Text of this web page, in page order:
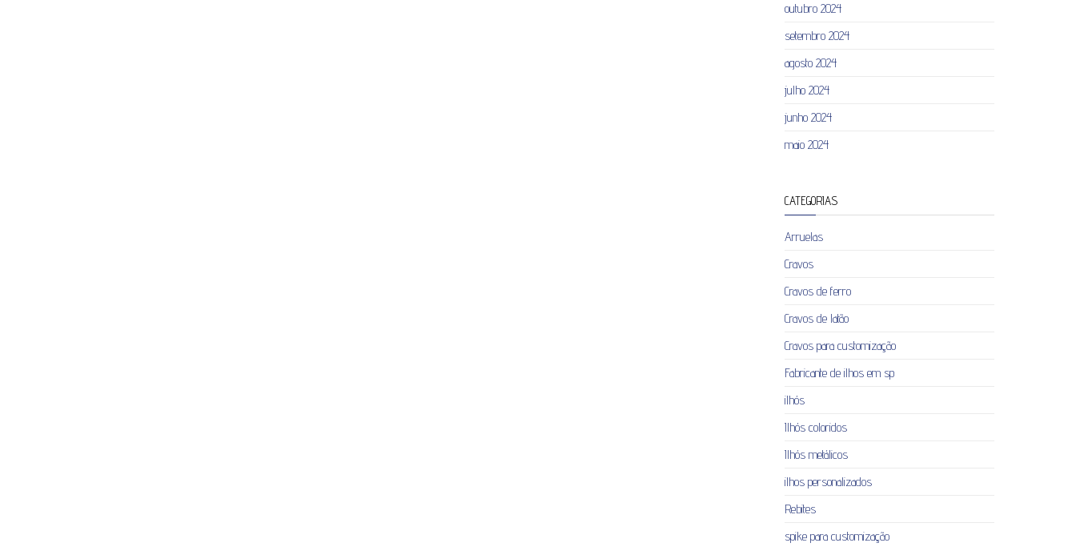
outubro 2024
setembro 2024
agosto 2024
julho 2024
junho 2024
maio 2024
CATEGORIAS
Arruelas
Cravos
Cravos de ferro
Cravos de latão
Cravos para customização
Fabricante de ilhos em sp
ilhós
Ilhós coloridos
Ilhós metálicos
ilhos personalizados
Rebites
spike para customização